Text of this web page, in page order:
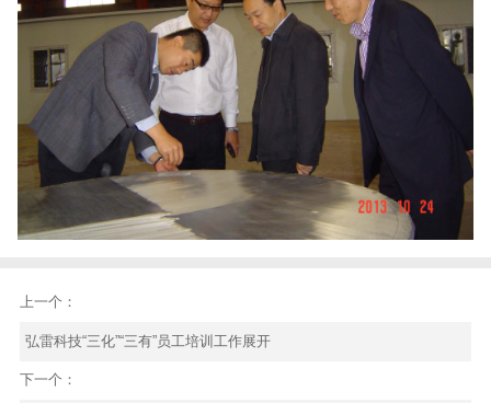
上一个：
弘雷科技“三化”“三有”员工培训工作展开
下一个：